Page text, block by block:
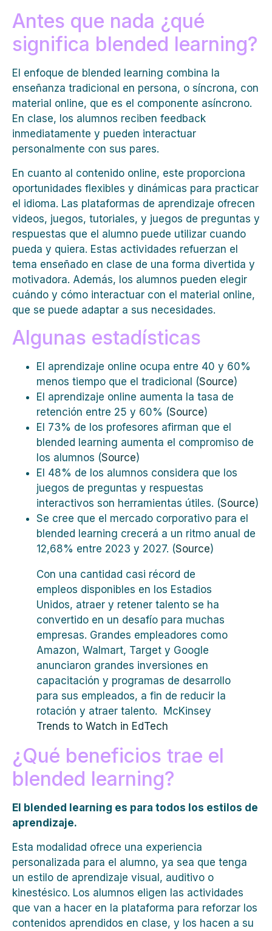
Antes que nada ¿qué
significa blended learning?
El enfoque de blended learning combina la
enseñanza tradicional en persona, o síncrona, con
material online, que es el componente asíncrono.
En clase, los alumnos reciben feedback
inmediatamente y pueden interactuar
personalmente con sus pares.
En cuanto al contenido online, este proporciona
oportunidades flexibles y dinámicas para practicar
el idioma. Las plataformas de aprendizaje ofrecen
videos, juegos, tutoriales, y juegos de preguntas y
respuestas que el alumno puede utilizar cuando
pueda y quiera. Estas actividades refuerzan el
tema enseñado en clase de una forma divertida y
motivadora. Además, los alumnos pueden elegir
cuándo y cómo interactuar con el material online,
que se puede adaptar a sus necesidades.
Algunas estadísticas
El aprendizaje online ocupa entre 40 y 60%
menos tiempo que el tradicional (Source)
El aprendizaje online aumenta la tasa de
retención entre 25 y 60% (Source)
El 73% de los profesores afirman que el
blended learning aumenta el compromiso de
los alumnos (Source)
El 48% de los alumnos considera que los
juegos de preguntas y respuestas
interactivos son herramientas útiles. (Source)
Se cree que el mercado corporativo para el
blended learning crecerá a un ritmo anual de
12,68% entre 2023 y 2027. (Source)
Con una cantidad casi récord de
empleos disponibles en los Estadios
Unidos, atraer y retener talento se ha
convertido en un desafío para muchas
empresas. Grandes empleadores como
Amazon, Walmart, Target y Google
anunciaron grandes inversiones en
capacitación y programas de desarrollo
para sus empleados, a fin de reducir la
rotación y atraer talento. McKinsey
Trends to Watch in EdTech
¿Qué beneficios trae el
blended learning?
El blend ed learning es para todos los estilos de
aprendizaje.
Esta modalidad ofrece una experiencia
personalizada para el alumno, ya sea que tenga
un estilo de aprendizaje visual, auditivo o
kinestésico. Los alumnos eligen las actividades
que van a hacer en la plataforma para reforzar los
contenidos aprendidos en clase, y los hacen a su